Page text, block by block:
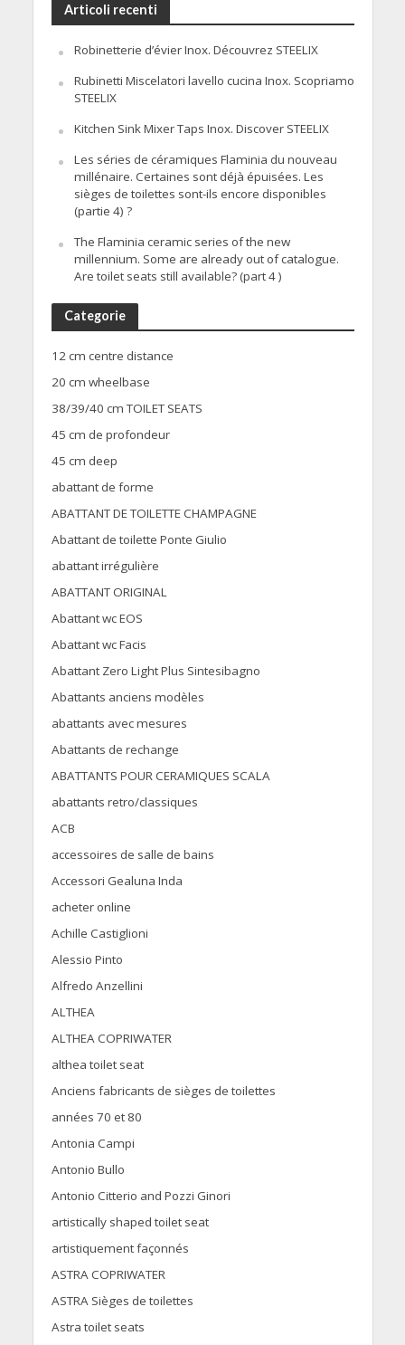
Articoli recenti
Robinetterie d’évier Inox. Découvrez STEELIX
Rubinetti Miscelatori lavello cucina Inox. Scopriamo
STEELIX
Kitchen Sink Mixer Taps Inox. Discover STEELIX
Les séries de céramiques Flaminia du nouveau
millénaire. Certaines sont déjà épuisées. Les
sièges de toilettes sont-ils encore disponibles
(partie 4) ?
The Flaminia ceramic series of the new
millennium. Some are already out of catalogue.
Are toilet seats still available? (part 4 )
Categorie
12 cm centre distance
20 cm wheelbase
38/39/40 cm TOILET SEATS
45 cm de profondeur
45 cm deep
abattant de forme
ABATTANT DE TOILETTE CHAMPAGNE
Abattant de toilette Ponte Giulio
abattant irrégulière
ABATTANT ORIGINAL
Abattant wc EOS
Abattant wc Facis
Abattant Zero Light Plus Sintesibagno
Abattants anciens modèles
abattants avec mesures
Abattants de rechange
ABATTANTS POUR CERAMIQUES SCALA
abattants retro/classiques
ACB
accessoires de salle de bains
Accessori Gealuna Inda
acheter online
Achille Castiglioni
Alessio Pinto
Alfredo Anzellini
ALTHEA
ALTHEA COPRIWATER
althea toilet seat
Anciens fabricants de sièges de toilettes
années 70 et 80
Antonia Campi
Antonio Bullo
Antonio Citterio and Pozzi Ginori
artistically shaped toilet seat
artistiquement façonnés
ASTRA COPRIWATER
ASTRA Sièges de toilettes
Astra toilet seats